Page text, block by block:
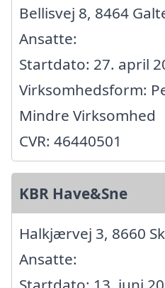
Bellisvej 8, 8464
Ansatte:
Startdato: 27. april
Virksomhedsform:
Mindre Virksomhed
CVR: 46440501
KBR Have&Sne
Halkjærvej 3, 8660
Ansatte: